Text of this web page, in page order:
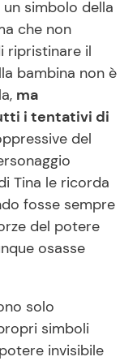
simbolo della
che non
ripristinare il
bambina non è
ma
i tentativi di
del
Tina le ricorda
fosse sempre
del potere
osasse
solo
simboli
invisibile